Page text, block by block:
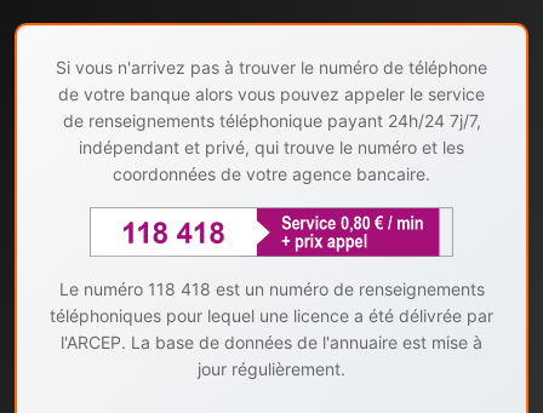
Si vous n'arrivez pas à trouver le numéro de téléphone
de votre banque alors vous pouvez appeler le service
de renseignements téléphonique payant 24h/24 7j/7,
indépendant et privé, qui trouve le numéro et les
coordonnées de votre agence bancaire.
Le numéro 118 418 est un numéro de renseignements
téléphoniques pour lequel une licence a été délivrée par
l'ARCEP. La base de données de l'annuaire est mise à
jour régulièrement.